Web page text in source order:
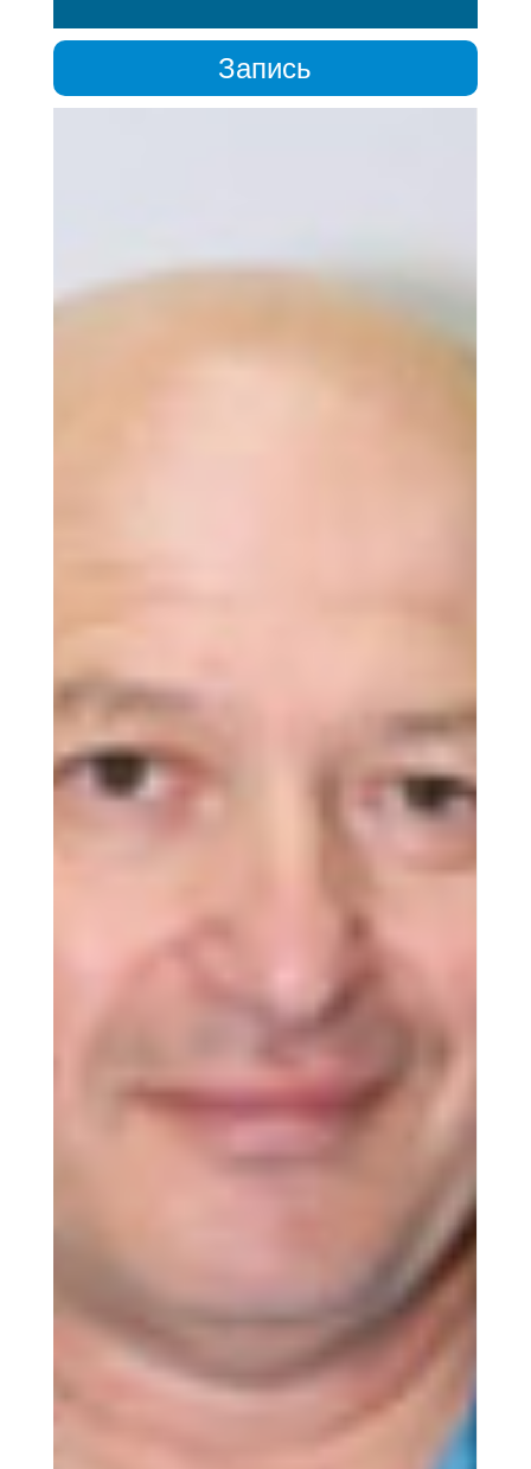
Запись